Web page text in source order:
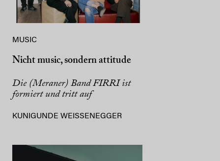
MUSIC
Nicht music, sondern attitude
Die (Meraner) Band FIRRI ist
formiert und tritt auf
KUNIGUNDE WEISSENEGGER